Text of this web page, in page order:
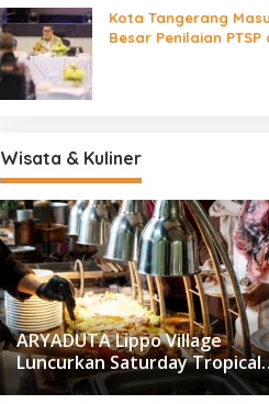
Kota Tangerang
Besar Penilaian PTSP
Wisata & Kuliner
ARYADUTA Lippo Village
Luncurkan Saturday Tropical
Brunch